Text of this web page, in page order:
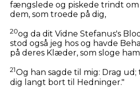
fængslede og piskede trindt om
dem, som troede på dig,
20og da dit Vidne Stefanus's
stod også jeg hos og havde
på deres Klæder, som sloge
21Og han sagde til mig: Drag ud;
dig langt bort til Hedninger."